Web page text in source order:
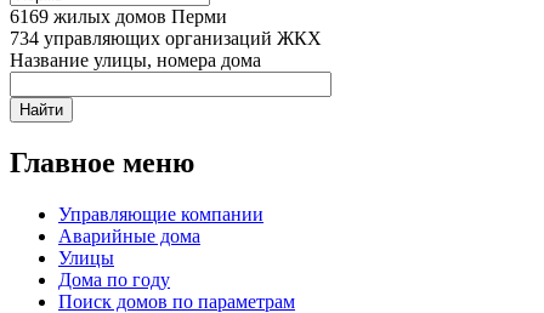
6169 жилых домов Перми
734 управляющих организаций ЖКХ
Название улицы, номера дома
Главное меню
Управляющие компании
Аварийные дома
Улицы
Дома по году
Поиск домов по параметрам